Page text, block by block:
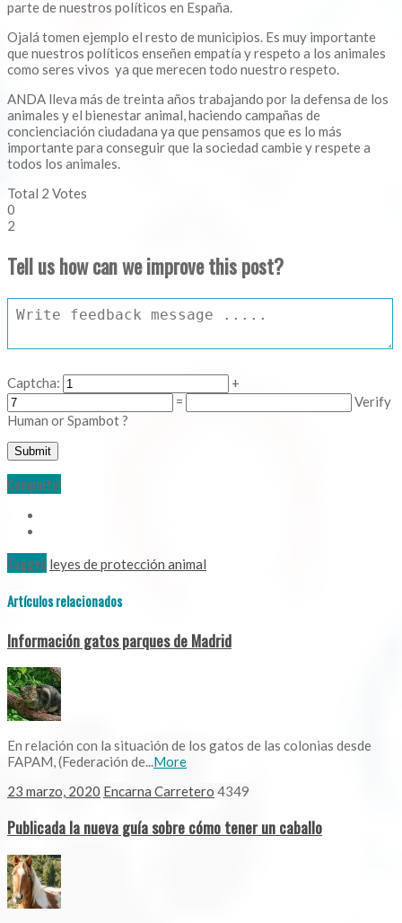
parte de nuestros políticos en España.
Ojalá tomen ejemplo el resto de municipios. Es muy importante
que nuestros políticos enseñen empatía y respeto a los animales
como seres vivos ya que merecen todo nuestro respeto.
ANDA lleva más de treinta años trabajando por la defensa de los
animales y el bienestar animal, haciendo campañas de
concienciación ciudadana ya que pensamos que es lo más
importante para conseguir que la sociedad cambie y respete a
todos los animales.
Total 2 Votes
0
2
Tell us how can we improve this post?
Captcha:
+
=
Verify
Human or Spambot ?
Comparte!
Tagged leyes de protección animal
Artículos relacionados
Información gatos parques de Madrid
En relación con la situación de los gatos de las colonias desde
FAPAM, (Federación de...More
23 marzo, 2020 Encarna Carretero 4349
Publicada la nueva guía sobre cómo tener un caballo